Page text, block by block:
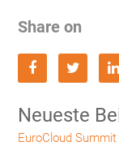
Share on
Neueste
EuroCloud